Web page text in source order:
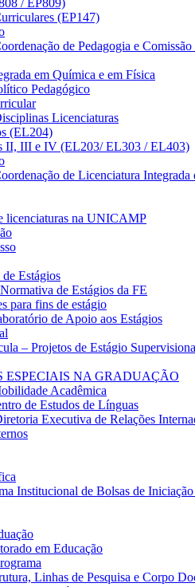
/ EP809)
(EP147)
de Pedagogia e
em Química e em Física
Pedagógico
Licenciaturas
(EL204)
II, III e IV (EL203/ EL303 / EL403)
de Licenciatura
licenciaturas na UNICAMP
Estágios
de Estágios da FE
para fins de estágio
de Apoio aos Estágios
– Projetos de Estágio
ESPECIAIS NA GRADUAÇÃO
Acadêmica
de Estudos de Línguas
Executiva de Relações
Institucional de Bolsas de
em Educação
Linhas de Pesquisa e Corpo